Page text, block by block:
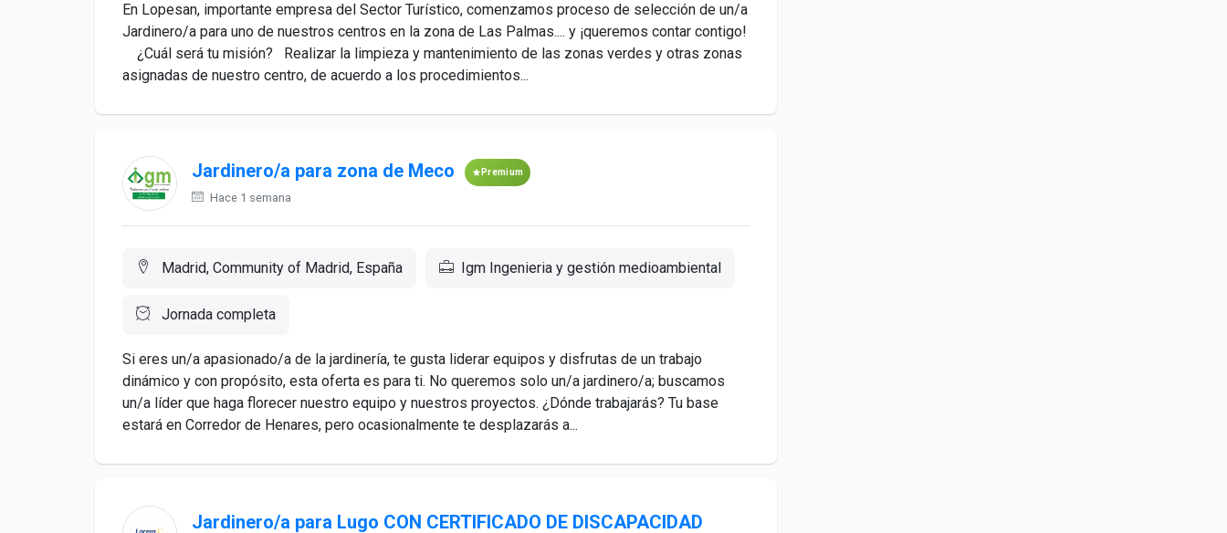
En Lopesan, importante empresa del Sector Turístico, comenzamos proceso de selección de un/a
Jardinero/a para uno de nuestros centros en la zona de Las Palmas.... y ¡queremos contar contigo!
¿Cuál será tu misión? Realizar la limpieza y mantenimiento de las zonas verdes y otras zonas
asignadas de nuestro centro, de acuerdo a los procedimientos...
Jardinero/a para zona de Meco Premium
Hace 1 semana
Madrid, Community of Madrid, España Igm Ingenieria y gestión medioambiental
Jornada completa
Si eres un/a apasionado/a de la jardinería, te gusta liderar equipos y disfrutas de un trabajo
dinámico y con propósito, esta oferta es para ti. No queremos solo un/a jardinero/a; buscamos
un/a líder que haga florecer nuestro equipo y nuestros proyectos. ¿Dónde trabajarás? Tu base
estará en Corredor de Henares, pero ocasionalmente te desplazarás a...
Jardinero/a para Lugo CON CERTIFICADO DE DISCAPACIDAD